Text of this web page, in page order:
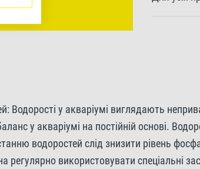
Водорості у акваріумі виглядають
у акваріумі на постійній основі.
водоростей слід знизити рівень
використовувати спеціальні